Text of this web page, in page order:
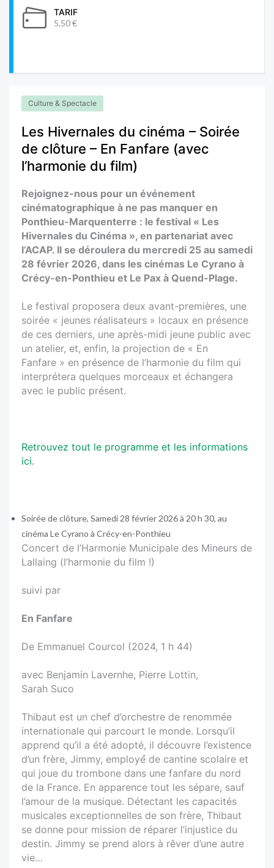
TARIF
5,50 €
Culture & Spectacle
Les Hivernales du cinéma – Soirée
de clôture – En Fanfare (avec
l’harmonie du film)
Rejoignez-nous pour un événement
cinématographique à ne pas manquer en
Ponthieu-Marquenterre : le festival « Les
Hivernales du Cinéma », en partenariat avec
l’ACAP. Il se déroulera du mercredi 25 au samedi
28 février 2026, dans les cinémas Le Cyrano à
Crécy-en-Ponthieu et Le Pax à Quend-Plage.
Le festival proposera deux avant-premières, une
soirée « jeunes réalisateurs » locaux en présence
de ces derniers, une après-midi jeune public avec
un atelier, et, enfin, la projection de « En
Fanfare » en présence de l’harmonie du film qui
interprétera quelques morceaux et échangera
avec le public présent.
Retrouvez tout le programme et les informations
ici.
Soirée de clôture, Samedi 28 février 2026 à 20 h 30, au
cinéma Le Cyrano à Crécy-en-Ponthieu
Concert de l’Harmonie Municipale des Mineurs de
Lallaing (l’harmonie du film !)
suivi par
En Fanfare
De Emmanuel Courcol (2024, 1 h 44)
avec Benjamin Lavernhe, Pierre Lottin,
Sarah Suco
Thibaut est un chef d’orchestre de renommée
internationale qui parcourt le monde. Lorsqu’il
apprend qu’il a été adopté, il découvre l’existence
d’un frère, Jimmy, employé́ de cantine scolaire et
qui joue du trombone dans une fanfare du nord
de la France. En apparence tout les sépare, sauf
l’amour de la musique. Détectant les capacités
musicales exceptionnelles de son frère, Thibaut
se donne pour mission de réparer l’injustice du
destin. Jimmy se prend alors à rêver d’une autre
vie…